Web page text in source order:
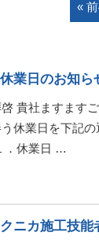
«
業日のお知ら
貴社ますます
休業日を下記
．休業日 …
ニカ施工技